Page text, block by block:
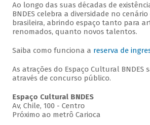
Ao longo das suas décadas de
BNDES celebra a diversidade no
brasileira, abrindo espaço tanto para
renomados, quanto novos talentos.
Saiba como funciona a reserva de
As atrações do Espaço Cultural BNDES
através de concurso público.
Espaço Cultural BNDES
Av, Chile, 100 - Centro
Próximo ao metrô Carioca